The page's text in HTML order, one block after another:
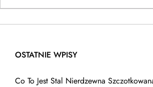
OSTATNIE WPISY
Co To Jest Stal Nierdzewna